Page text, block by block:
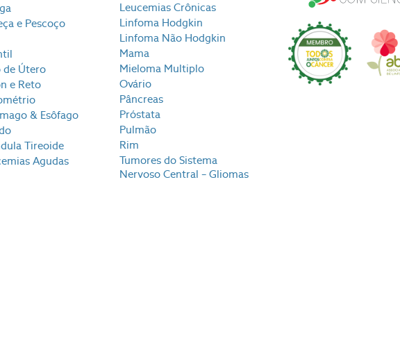
e Pescoço
de Útero
e Reto
& Esôfago
Tireoide
Agudas
Leucemias Crônicas
Linfoma Hodgkin
Linfoma Não Hodgkin
Mama
Mieloma Multiplo
Ovário
Pâncreas
Próstata
Pulmão
Rim
Tumores do Sistema
Nervoso Central – Gliomas